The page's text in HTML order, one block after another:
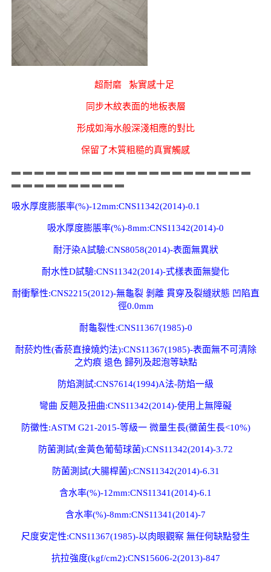
超耐磨 紮實感十足
同步木紋表面的地板表層
形成如海水般深淺相應的對比
保留了木質粗糙的真實觸感
▬ ▬ ▬ ▬ ▬ ▬ ▬ ▬ ▬ ▬ ▬ ▬ ▬ ▬ ▬ ▬ ▬ ▬ ▬ ▬ ▬
▬ ▬ ▬ ▬ ▬ ▬ ▬ ▬ ▬ ▬
吸水厚度膨脹率(%)-12mm:CNS11342(2014)-0.1
吸水厚度膨脹率(%)-8mm:CNS11342(2014)-0
耐汙染A試驗:CNS8058(2014)-表面無異狀
耐水性D試驗:CNS11342(2014)-式樣表面無變化
耐衝擊性:CNS2215(2012)-無龜裂 剝離 貫穿及裂縫狀態 凹陷直
徑0.0mm
耐龜裂性:CNS11367(1985)-0
耐菸灼性(香菸直接燒灼法):CNS11367(1985)-表面無不可清除
之灼痕 退色 歸列及起泡等缺點
防焰測試:CNS7614(1994)A法-防焰一級
彎曲 反翹及扭曲:CNS11342(2014)-使用上無障礙
防黴性:ASTM G21-2015-等級一 微量生長(黴菌生長<10%)
防菌測試(金黃色葡萄球菌):CNS11342(2014)-3.72
防菌測試(大腸桿菌):CNS11342(2014)-6.31
含水率(%)-12mm:CNS11341(2014)-6.1
含水率(%)-8mm:CNS11341(2014)-7
尺度安定性:CNS11367(1985)-以肉眼觀察 無任何缺點發生
抗拉強度(kgf/cm2):CNS15606-2(2013)-847